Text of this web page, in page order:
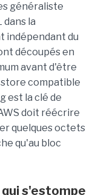
généraliste
dans la
indépendant du
découpés en
avant d'être
compatible
est la clé de
doit réécrire
quelques octets
qu'au bloc
qui s'estompe